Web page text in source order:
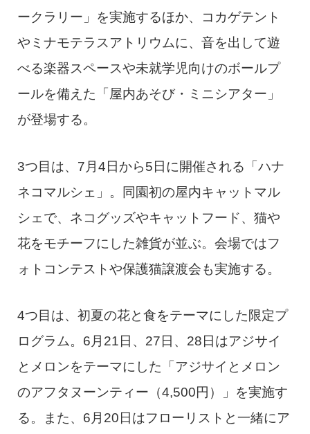
ークラリー」を実施するほか、コカゲテント
やミナモテラスアトリウムに、音を出して遊
べる楽器スペースや未就学児向けのボールプ
ールを備えた「屋内あそび・ミニシアター」
が登場する。
3つ目は、7月4日から5日に開催される「ハナ
ネコマルシェ」。同園初の屋内キャットマル
シェで、ネコグッズやキャットフード、猫や
花をモチーフにした雑貨が並ぶ。会場ではフ
ォトコンテストや保護猫譲渡会も実施する。
4つ目は、初夏の花と食をテーマにした限定プ
ログラム。6月21日、27日、28日はアジサイ
とメロンをテーマにした「アジサイとメロン
のアフタヌーンティー（4,500円）」を実施す
る。また、6月20日はフローリストと一緒にア